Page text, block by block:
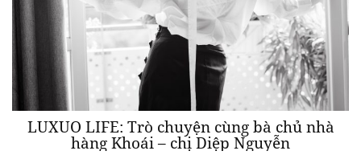
LUXUO LIFE: Trò chuyện cùng bà chủ nhà
hàng Khoái – chị Diệp Nguyễn